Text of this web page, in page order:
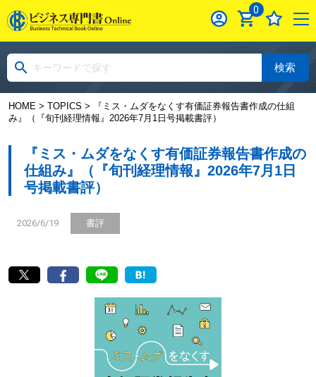
0
検索
HOME> TOPICS > 『ミス・ムダをなくす有価証券報告書作成の仕組
み』（『旬刊経理情報』2026年7月1日号掲載書評）
『ミス・ムダをなくす有価証券報告書作成の
仕組み』（『旬刊経理情報』2026年7月1日
号掲載書評）
2026/6/19 書評